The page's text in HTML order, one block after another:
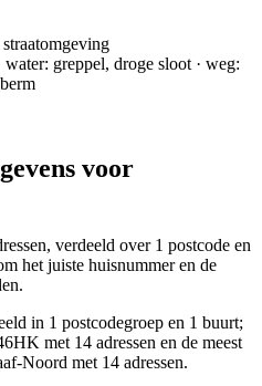
greppel, droge sloot · weg:
voor
verdeeld over 1 postcode en
het juiste huisnummer en de
in 1 postcodegroep en 1 buurt;
met 14 adressen en de meest
Noord met 14 adressen.